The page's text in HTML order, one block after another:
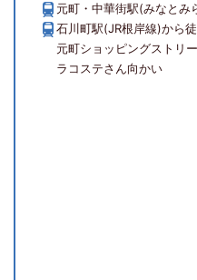
元町・中華街駅(みなとみ
石川町駅(JR根岸線)から
元町ショッピングストリ
ラコステさん向かい